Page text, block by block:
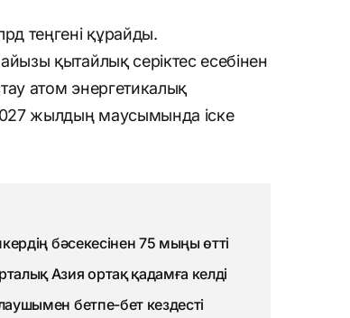
теңгені құрайды.
қытайлық серіктес есебінен
атом энергетикалық
жылдың маусымында іске
бәсекесінен 75 мыңы өтті
Азия ортақ қадамға келді
бетпе-бет кездесті